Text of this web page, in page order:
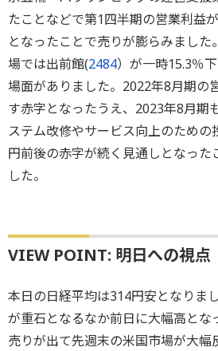
たことなどで第1四半期の営業利益
となったことで売りが膨らみまし
場では出前館(2484）が一時15.3％
場面がありました。2022年8月期の
す赤字となったうえ、2023年8月期
ステム改修やサービス向上のため
円前後の赤字が続く見通しとなった
した。
VIEW POINT: 明日への視点
本日の日経平均は314円安となりま
が重石となるなか前日に大幅高とな
売りが出て先週末の米国市場が大幅